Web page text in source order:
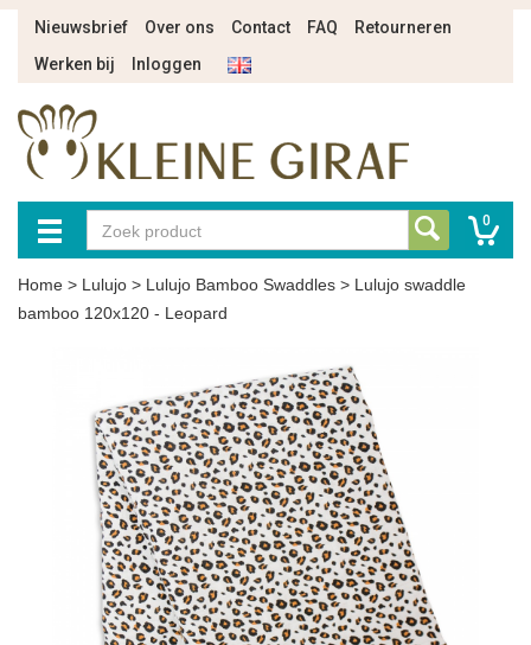
Nieuwsbrief Over ons Contact FAQ
Retourneren
Werken bij
Inloggen
0
Home > Lulujo > Lulujo Bamboo Swaddles > Lulujo swaddle
bamboo 120x120 - Leopard